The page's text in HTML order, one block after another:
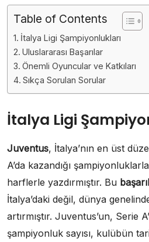
Table of Contents
İtalya Ligi Şampiyonlukları
Uluslararası Başarılar
Önemli Oyuncular ve Katkıları
Sıkça Sorulan Sorular
İtalya Ligi
Juventus, İtalya’nın en üst
A’da kazandığı
harflerle yazdırmıştır. Bu
İtalya’daki değil, dünya
artırmıştır. Juventus’un, Serie
şampiyonluk sayısı, kulübün